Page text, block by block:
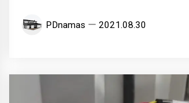
PDnamas 2021.08.30